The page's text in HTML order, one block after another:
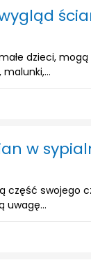
dzieci,
w
część swojego
uwagę...